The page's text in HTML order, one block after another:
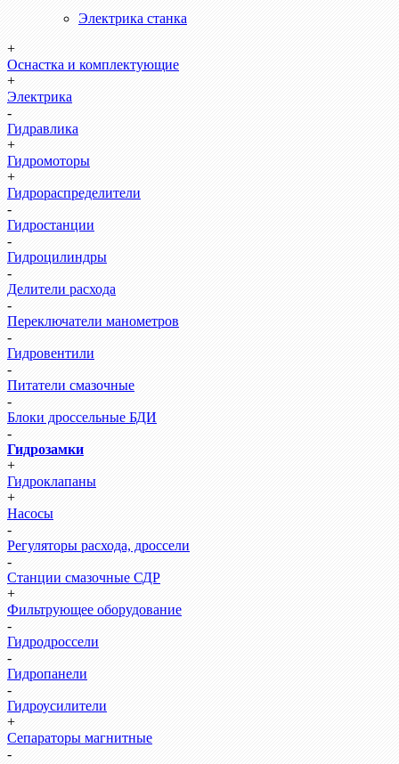
Электрика станка
+
Оснастка и комплектующие
+
Электрика
-
Гидравлика
+
Гидромоторы
+
Гидрораспределители
-
Гидростанции
-
Гидроцилиндры
-
Делители расхода
-
Переключатели манометров
-
Гидровентили
-
Питатели смазочные
-
Блоки дроссельные БДИ
-
Гидрозамки
+
Гидроклапаны
+
Насосы
-
Регуляторы расхода, дроссели
-
Станции смазочные СДР
+
Фильтрующее оборудование
-
Гидродроссели
-
Гидропанели
-
Гидроусилители
+
Сепараторы магнитные
-